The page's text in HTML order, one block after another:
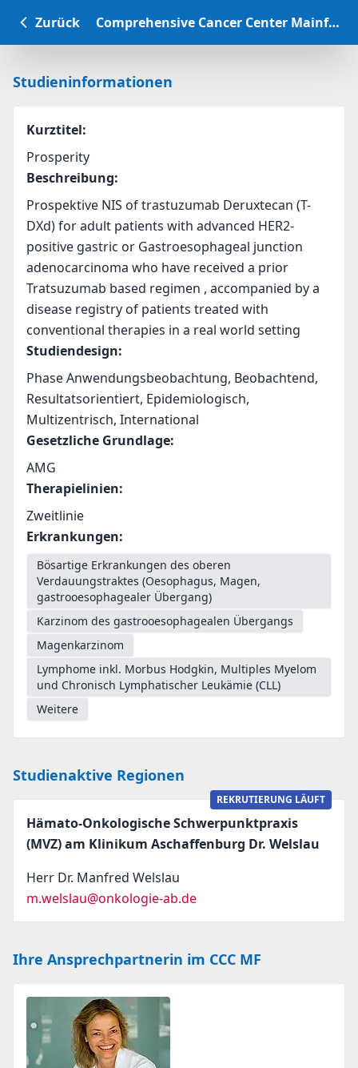
Zurück Comprehensive Cancer Center Mainfranken Studiendatenbank
Studieninformationen
Kurztitel:
Prosperity
Beschreibung:
Prospektive NIS of trastuzumab Deruxtecan (T-
DXd) for adult patients with advanced HER2-
positive gastric or Gastroesophageal junction
adenocarcinoma who have received a prior
Tratsuzumab based regimen , accompanied by a
disease registry of patients treated with
conventional therapies in a real world setting
Studiendesign:
Phase Anwendungsbeobachtung, Beobachtend,
Resultatsorientiert, Epidemiologisch,
Multizentrisch, International
Gesetzliche Grundlage:
AMG
Therapielinien:
Zweitlinie
Erkrankungen:
Bösartige Erkrankungen des oberen
Verdauungstraktes (Oesophagus, Magen,
gastrooesophagealer Übergang)
Karzinom des gastrooesophagealen Übergangs
Magenkarzinom
Lymphome inkl. Morbus Hodgkin, Multiples Myelom
und Chronisch Lymphatischer Leukämie (CLL)
Weitere
Studienaktive Regionen
REKRUTIERUNG LÄUFT
Hämato-Onkologische Schwerpunktpraxis
(MVZ) am Klinikum Aschaffenburg Dr. Welslau
Herr Dr. Manfred Welslau
m.welslau@onkologie-ab.de
Ihre Ansprechpartnerin im CCC MF